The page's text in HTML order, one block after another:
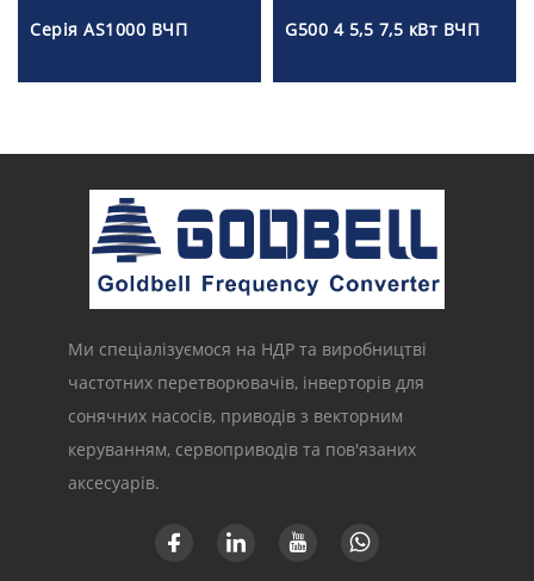
Серія AS1000 ВЧП G500 4 5,5 7,5 кВт ВЧП
Ми спеціалізуємося на НДР та виробництві
частотних перетворювачів, інверторів для
сонячних насосів, приводів з векторним
керуванням, сервоприводів та пов'язаних
аксесуарів.